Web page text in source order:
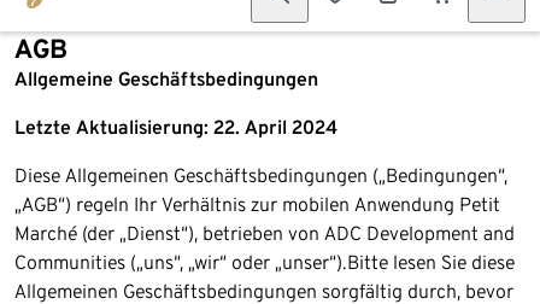
AGB
Allgemeine Geschäftsbedingungen
Letzte Aktualisierung: 22. April 2024
Diese Allgemeinen Geschäftsbedingungen („Bedingungen“,
„AGB“) regeln Ihr Verhältnis zur mobilen Anwendung Petit
Marché (der „Dienst“), betrieben von ADC Development and
Communities („uns“, „wir“ oder „unser“).​Bitte lesen Sie diese
Allgemeinen Geschäftsbedingungen sorgfältig durch, bevor